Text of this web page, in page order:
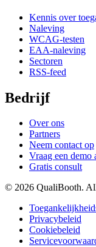
Kennis over
Naleving
WCAG-testen
EAA-naleving
Sectoren
RSS-feed
Bedrijf
Over ons
Partners
Neem contact op
Vraag een demo
Gratis consult
© 2026 QualiBooth.
Privacybeleid
Cookiebeleid